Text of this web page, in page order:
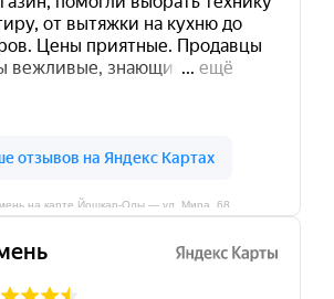
на карте Йошкар‑Олы — ул. Мира, 68